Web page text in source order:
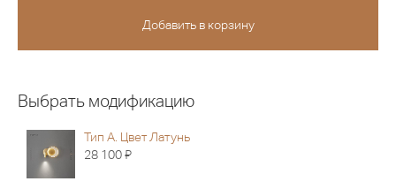
Выбрать модификацию
Тип A. Цвет Латунь
28 100Я